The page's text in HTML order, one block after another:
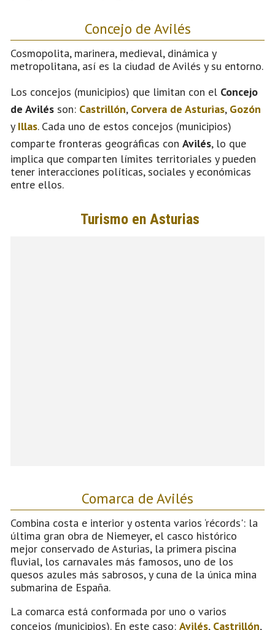
Concejo de Avilés
Cosmopolita, marinera, medieval, dinámica y
metropolitana, así es la ciudad de Avilés y su entorno.
Los concejos (municipios) que limitan con el Concejo
de Avilés son: Castrillón, Corvera de Asturias, Gozón
y Illas. Cada uno de estos concejos (municipios)
comparte fronteras geográficas con Avilés, lo que
implica que comparten límites territoriales y pueden
tener interacciones políticas, sociales y económicas
entre ellos.
Comarca de Avilés
Combina costa e interior y ostenta varios ‘récords': la
última gran obra de Niemeyer, el casco histórico
mejor conservado de Asturias, la primera piscina
fluvial, los carnavales más famosos, uno de los
quesos azules más sabrosos, y cuna de la única mina
submarina de España.
La comarca está conformada por uno o varios
concejos (municipios). En este caso: Avilés, Castrillón,